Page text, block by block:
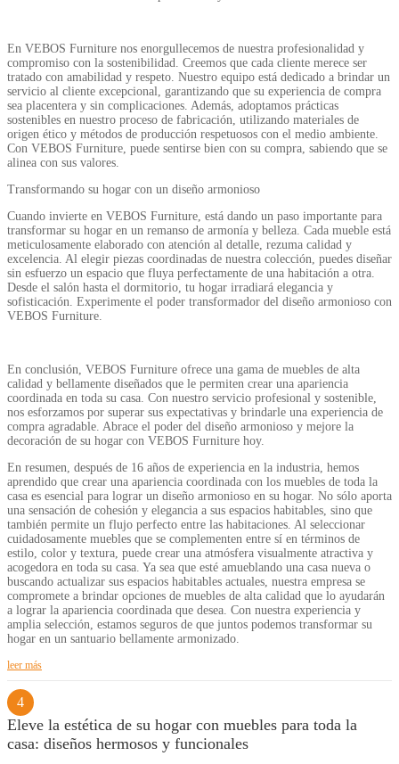
En VEBOS Furniture nos enorgullecemos de nuestra profesionalidad y
compromiso con la sostenibilidad. Creemos que cada cliente merece ser
tratado con amabilidad y respeto. Nuestro equipo está dedicado a brindar un
servicio al cliente excepcional, garantizando que su experiencia de compra
sea placentera y sin complicaciones. Además, adoptamos prácticas
sostenibles en nuestro proceso de fabricación, utilizando materiales de
origen ético y métodos de producción respetuosos con el medio ambiente.
Con VEBOS Furniture, puede sentirse bien con su compra, sabiendo que se
alinea con sus valores.
Transformando su hogar con un diseño armonioso
Cuando invierte en VEBOS Furniture, está dando un paso importante para
transformar su hogar en un remanso de armonía y belleza. Cada mueble está
meticulosamente elaborado con atención al detalle, rezuma calidad y
excelencia. Al elegir piezas coordinadas de nuestra colección, puedes diseñar
sin esfuerzo un espacio que fluya perfectamente de una habitación a otra.
Desde el salón hasta el dormitorio, tu hogar irradiará elegancia y
sofisticación. Experimente el poder transformador del diseño armonioso con
VEBOS Furniture.
En conclusión, VEBOS Furniture ofrece una gama de muebles de alta
calidad y bellamente diseñados que le permiten crear una apariencia
coordinada en toda su casa. Con nuestro servicio profesional y sostenible,
nos esforzamos por superar sus expectativas y brindarle una experiencia de
compra agradable. Abrace el poder del diseño armonioso y mejore la
decoración de su hogar con VEBOS Furniture hoy.
En resumen, después de 16 años de experiencia en la industria, hemos
aprendido que crear una apariencia coordinada con los muebles de toda la
casa es esencial para lograr un diseño armonioso en su hogar. No sólo aporta
una sensación de cohesión y elegancia a sus espacios habitables, sino que
también permite un flujo perfecto entre las habitaciones. Al seleccionar
cuidadosamente muebles que se complementen entre sí en términos de
estilo, color y textura, puede crear una atmósfera visualmente atractiva y
acogedora en toda su casa. Ya sea que esté amueblando una casa nueva o
buscando actualizar sus espacios habitables actuales, nuestra empresa se
compromete a brindar opciones de muebles de alta calidad que lo ayudarán
a lograr la apariencia coordinada que desea. Con nuestra experiencia y
amplia selección, estamos seguros de que juntos podemos transformar su
hogar en un santuario bellamente armonizado.
leer más
4
Eleve la estética de su hogar con muebles para toda la
casa: diseños hermosos y funcionales